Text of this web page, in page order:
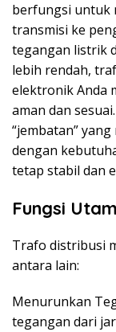
berfungsi untuk
transmisi ke
tegangan listrik
lebih rendah,
elektronik Anda
aman dan
“jembatan”
dengan
tetap stabil dan
Fungsi
Trafo distribusi
antara lain:
Menurunkan
tegangan dari